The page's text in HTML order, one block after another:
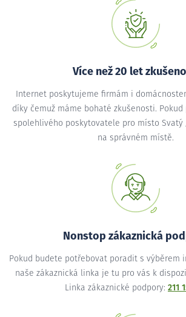
Více než 20 let
Internet poskytujeme firmám i
díky čemuž máme bohaté zkušenosti.
spolehlivého poskytovatele pro místo Svatý
na správném místě.
Nonstop zákaznická
Pokud budete potřebovat poradit s výběrem
naše zákaznická linka je tu pro vás k
Linka zákaznické podpory: 211